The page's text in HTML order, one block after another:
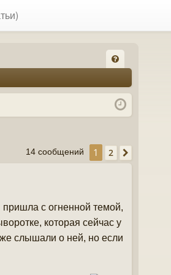
Q
14 сообщений 1 2
с огненной темой,
которая сейчас у
слышали о ней, но если